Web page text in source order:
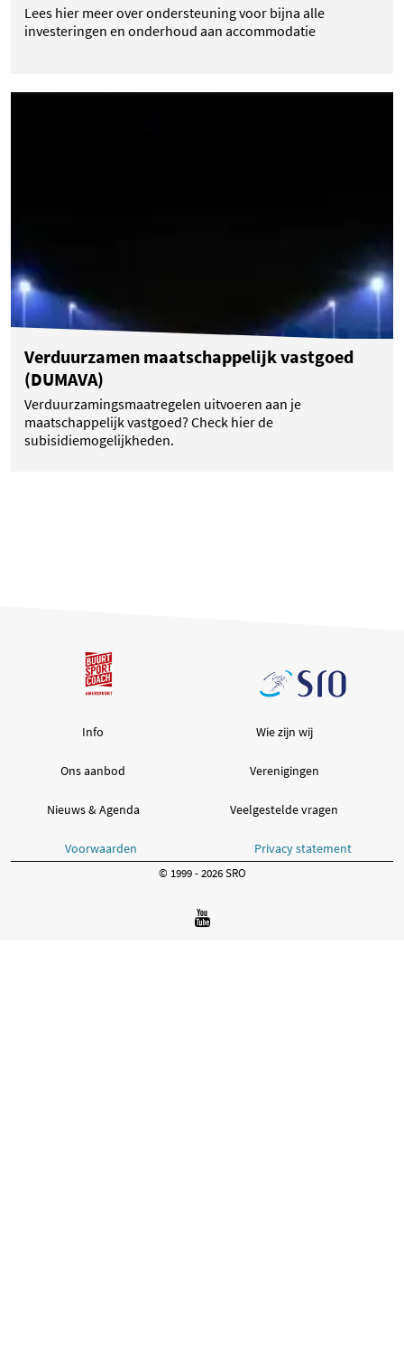
Lees hier meer over ondersteuning voor bijna alle
investeringen en onderhoud aan accommodatie
Verduurzamen maatschappelijk vastgoed
(DUMAVA)
Verduurzamingsmaatregelen uitvoeren aan je
maatschappelijk vastgoed? Check hier de
subisidiemogelijkheden.
Info
Ons aanbod
Nieuws & Agenda
Wie zijn wij
Verenigingen
Veelgestelde vragen
Voorwaarden Privacy statement
© 1999 - 2026 SRO